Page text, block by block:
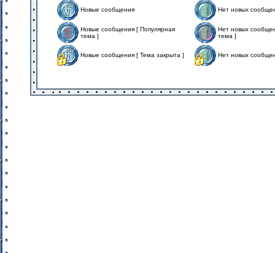
Новые сообщения Нет новых
Новые сообщения [ Популярная
тема ]
Нет новых
тема ]
Новые сообщения [ Тема закрыта ] Нет новых